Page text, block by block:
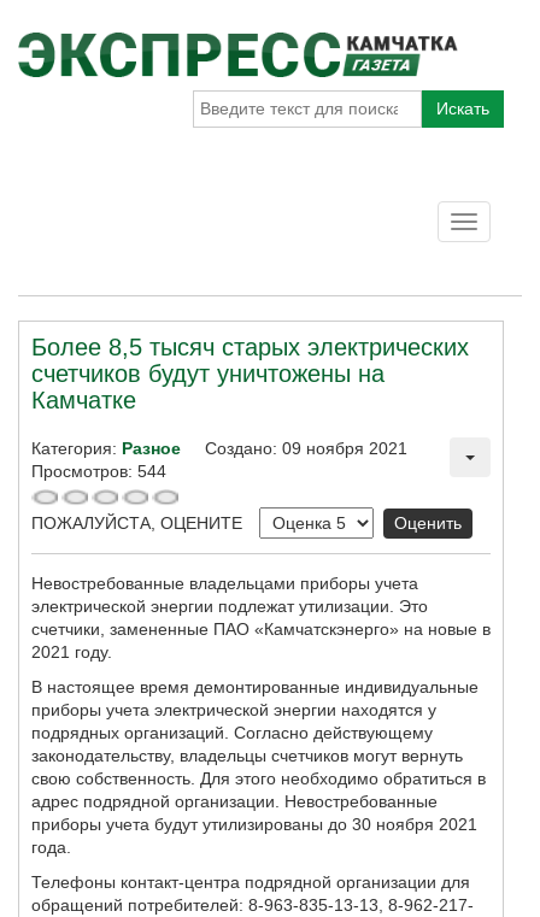
Искать
Toggle
navigation
Более 8,5 тысяч старых электрических
счетчиков будут уничтожены на
Камчатке
Категория: Разное
Создано: 09 ноября 2021
Просмотров: 544
ПОЖАЛУЙСТА, ОЦЕНИТЕ
Невостребованные владельцами приборы учета
электрической энергии подлежат утилизации. Это
счетчики, замененные ПАО «Камчатскэнерго» на новые в
2021 году.
В настоящее время демонтированные индивидуальные
приборы учета электрической энергии находятся у
подрядных организаций. Согласно действующему
законодательству, владельцы счетчиков могут вернуть
свою собственность. Для этого необходимо обратиться в
адрес подрядной организации. Невостребованные
приборы учета будут утилизированы до 30 ноября 2021
года.
Телефоны контакт-центра подрядной организации для
обращений потребителей: 8-963-835-13-13, 8-962-217-